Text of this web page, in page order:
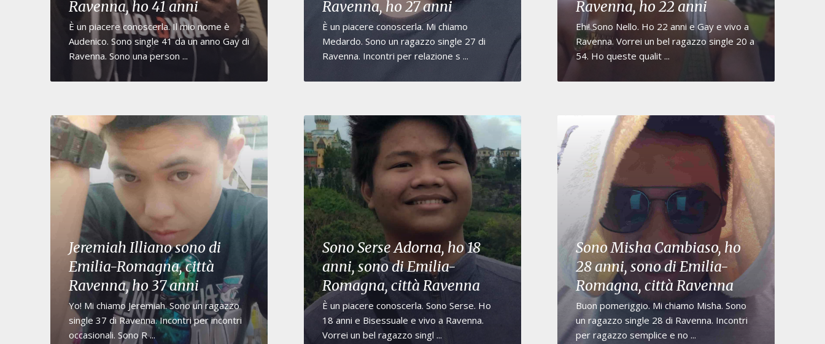
Ravenna, ho 41 anni
È un piacere conoscerla. Il mio nome è
Audenico. Sono single 41 da un anno Gay di
Ravenna. Sono una person ...
Ravenna, ho 27 anni
È un piacere conoscerla. Mi chiamo
Medardo. Sono un ragazzo single 27 di
Ravenna. Incontri per relazione s ...
Ravenna, ho 22 anni
Ehi! Sono Nello. Ho 22 anni e Gay e vivo a
Ravenna. Vorrei un bel ragazzo single 20 a
54. Ho queste qualit ...
Jeremiah Illiano sono di
Emilia-Romagna, città
Ravenna, ho 37 anni
Yo! Mi chiamo Jeremiah. Sono un ragazzo
single 37 di Ravenna. Incontri per incontri
occasionali. Sono R ...
Sono Serse Adorna, ho 18
anni, sono di Emilia-
Romagna, città Ravenna
È un piacere conoscerla. Sono Serse. Ho
18 anni e Bisessuale e vivo a Ravenna.
Vorrei un bel ragazzo singl ...
Sono Misha Cambiaso, ho
28 anni, sono di Emilia-
Romagna, città Ravenna
Buon pomeriggio. Mi chiamo Misha. Sono
un ragazzo single 28 di Ravenna. Incontri
per ragazzo semplice e no ...